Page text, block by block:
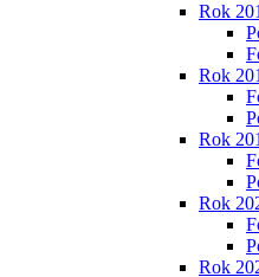
Rok
Rok
Rok
Rok
Rok